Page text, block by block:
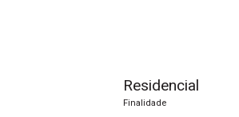
Residencial
Finalidade